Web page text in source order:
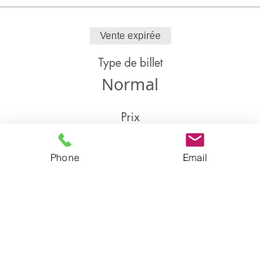
Vente expirée
Type de billet
Normal
Prix
+ 0,75 € de frais de billetterie
Phone Email